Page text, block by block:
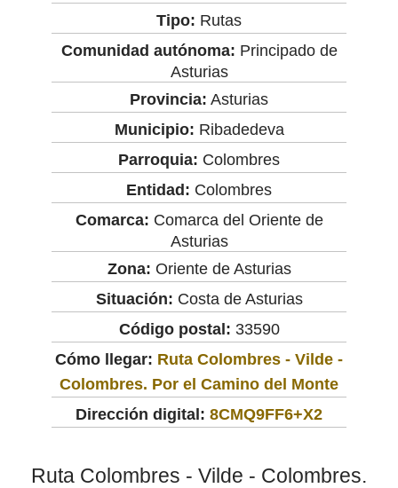
Tipo: Rutas
Comunidad autónoma: Principado de
Asturias
Provincia: Asturias
Municipio: Ribadedeva
Parroquia: Colombres
Entidad: Colombres
Comarca: Comarca del Oriente de
Asturias
Zona: Oriente de Asturias
Situación: Costa de Asturias
Código postal: 33590
Cómo llegar: Ruta Colombres - Vilde -
Colombres. Por el Camino del Monte
Dirección digital: 8CMQ9FF6+X2
Ruta Colombres - Vilde - Colombres.